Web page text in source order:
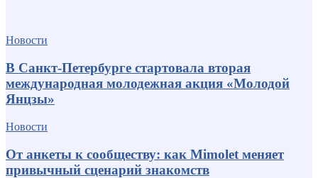
Новости
В Санкт-Петербурге стартовала вторая
международная молодежная акция «Молодой
Янцзы»
Новости
От анкеты к сообществу: как Mimolet меняет
привычный сценарий знакомств